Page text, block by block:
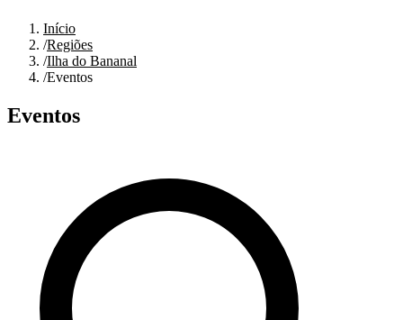
Início
/Regiões
/Ilha do Bananal
/Eventos
Eventos